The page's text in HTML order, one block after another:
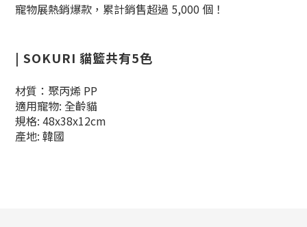
寵物展熱銷爆款，累計銷售超過 5,000 個！
| SOKURI 貓籃共有5色
材質：聚丙烯 PP
適用寵物: 全齡貓
規格: 48x38x12cm
產地: 韓國